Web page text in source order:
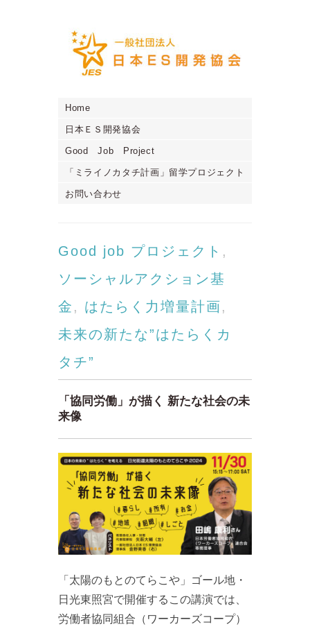
Home
日本ＥＳ開発協会
Good Job Project
「ミライノカタチ計画」留学プロジェクト
お問い合わせ
Good job プロジェクト ,
ソーシャルアクション基
金 , はたらく力増量計画,
未来の新たな”はたらくカ
タチ”
「協同労働」が描く 新たな社会の未
来像
「太陽のもとのてらこや」ゴール地・
日光東照宮で開催するこの講演では、
労働者協同組合（ワーカーズコープ）